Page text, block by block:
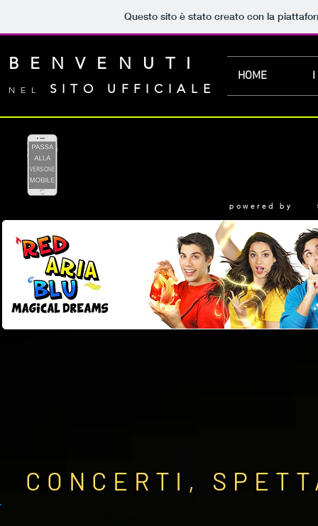
Questo sito è stato creato con la
BENVENUTI
NEL SITO UFFICIALE
HOME I
powered by
CONCERTI,